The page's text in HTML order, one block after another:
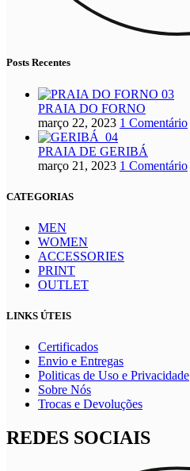
Posts Recentes
PRAIA DO FORNO
março 22, 2023 1 Comentário
PRAIA DE GERIBÁ
março 21, 2023 1 Comentário
CATEGORIAS
MEN
WOMEN
ACCESSORIES
PRINT
OUTLET
LINKS ÚTEIS
Certificados
Envio e Entregas
Politicas de Uso e Privacidade
Sobre Nós
Trocas e Devoluções
REDES SOCIAIS